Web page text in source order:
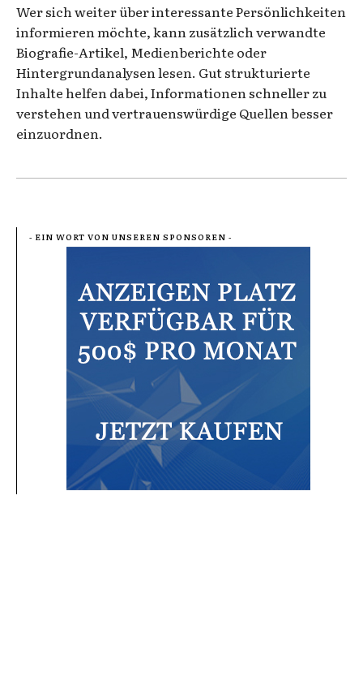
Wer sich weiter über interessante Persönlichkeiten
informieren möchte, kann zusätzlich verwandte
Biografie-Artikel, Medienberichte oder
Hintergrundanalysen lesen. Gut strukturierte
Inhalte helfen dabei, Informationen schneller zu
verstehen und vertrauenswürdige Quellen besser
einzuordnen.
- EIN WORT VON UNSEREN SPONSOREN -